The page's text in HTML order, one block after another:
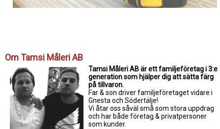
Om Tamsi Måleri AB
Tamsi Måleri AB är ett familjeföretag i 3:e
generation som hjälper dig att sätta färg
på tillvaron.
Far & son driver familjeföretaget vidare i
Gnesta och Södertälje!
Vi åtar oss såväl små som stora uppdrag
och har både företag & privatpersoner
som kunder.